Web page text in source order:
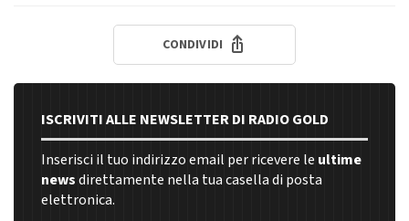
CONDIVIDI
ISCRIVITI ALLE NEWSLETTER DI RADIO GOLD
Inserisci il tuo indirizzo email per ricevere le ultime
newsdirettamente nella tua casella di posta
elettronica.